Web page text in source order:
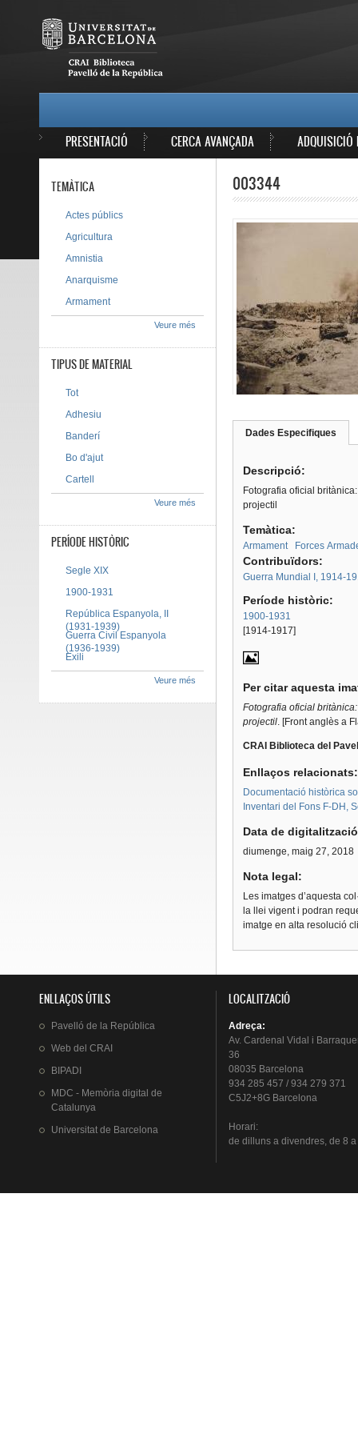
PRESENTACIÓ CERCA AVANÇADA ADQUISICIÓ
003344
Dades Especifiques
Descripció:
Fotografia oficial
projectil
Temàtica:
Armament Forces
Contribuïdors:
Guerra Mundial I, 1914-
Període històric:
1900-1931
[1914-1917]
Per citar aquesta
Fotografia oficial
projectil. [Front anglès a
CRAI Biblioteca del
Enllaços
Documentació històrica
Inventari del Fons F-DH,
Data de
diumenge, maig 27, 2018
Nota legal:
Les imatges d’aquesta
la llei vigent i podran
imatge en alta resolució
TEMÀTICA
Actes públics
Agricultura
Amnistia
Anarquisme
Armament
Veure més
TIPUS DE MATERIAL
Tot
Adhesiu
Banderí
Bo d'ajut
Cartell
Veure més
PERÍODE HISTÒRIC
Segle XIX
1900-1931
República Espanyola, II
(1931-1939)
Guerra Civil Espanyola
(1936-1939)
Exili
Veure més
ENLLAÇOS ÚTILS
Pavelló de la República
Web del CRAI
BIPADI
MDC - Memòria digital de
Catalunya
Universitat de Barcelona
LOCALITZACIÓ
Adreça:
Av. Cardenal Vidal i
36
08035 Barcelona
934 285 457 / 934 279 371
C5J2+8G Barcelona
Horari:
de dillunsa divendres, de 8